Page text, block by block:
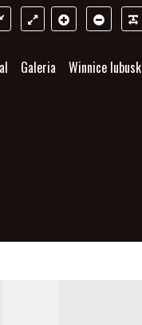
Galeria Winnice